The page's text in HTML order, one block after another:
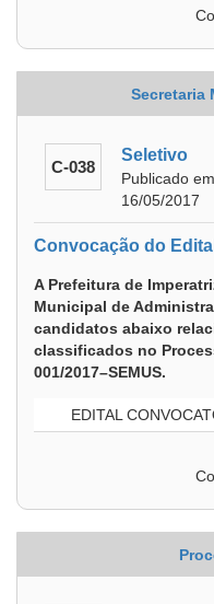
Secretaria
C-038
Seletivo
Publicado
16/05/2017
Convocação do
A Prefeitura de
Municipal de
candidatos abaixo
classificados no
001/2017–SEMUS.
EDITAL